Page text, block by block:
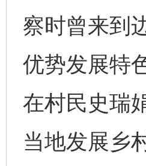
察时曾来到
优势发展特
在村民史瑞
当地发展乡